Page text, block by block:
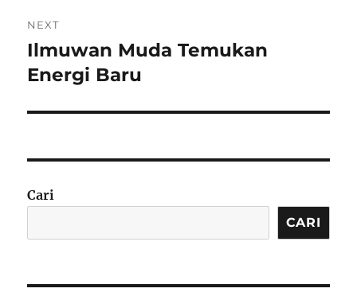
NEXT
Next
post:
Ilmuwan Muda Temukan
Energi Baru
Cari
CARI